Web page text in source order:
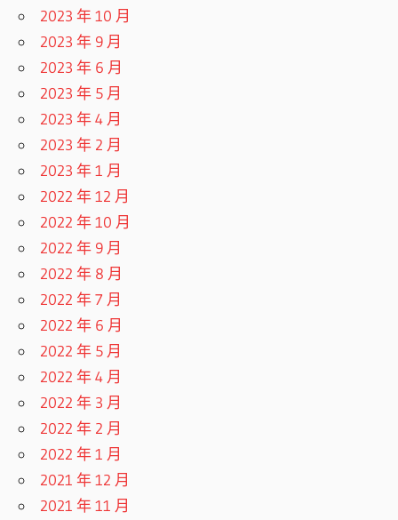
2023 年 10 月
2023 年 9 月
2023 年 6 月
2023 年 5 月
2023 年 4 月
2023 年 2 月
2023 年 1 月
2022 年 12 月
2022 年 10 月
2022 年 9 月
2022 年 8 月
2022 年 7 月
2022 年 6 月
2022 年 5 月
2022 年 4 月
2022 年 3 月
2022 年 2 月
2022 年 1 月
2021 年 12 月
2021 年 11 月